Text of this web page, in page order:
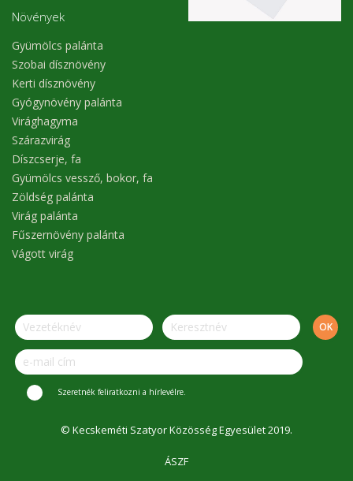
Növények
Gyümölcs palánta
Szobai dísznövény
Kerti dísznövény
Gyógynövény palánta
Virághagyma
Szárazvirág
Díszcserje, fa
Gyümölcs vessző, bokor, fa
Zöldség palánta
Virág palánta
Fűszernövény palánta
Vágott virág
Szeretnék feliratkozni a hírlevélre.
© Kecskeméti Szatyor Közösség Egyesület 2019.
ÁSZF